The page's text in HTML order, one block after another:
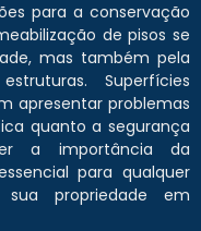
para a conservação
de pisos se
mas também pela
Superfícies
apresentar problemas
quanto a segurança
a importância da
para qualquer
propriedade em